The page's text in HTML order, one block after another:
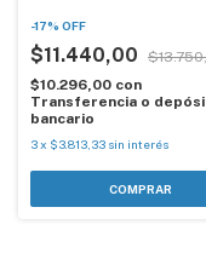
-17% OFF
$11.440,00
$10.296,00 con
Transferencia o
bancario
3x $3.813,33 sin interés